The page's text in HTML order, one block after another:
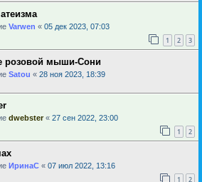
Varwen « 05 дек 2023, 07:03
1 2 3
розовой мыши-Сони
Satou « 28 ноя 2023, 18:39
dwebster« 27 сен 2022, 23:00
1 2
ИринаC « 07 июл 2022, 13:16
1 2